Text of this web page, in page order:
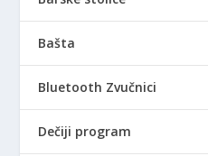
Bašta
Bluetooth Zvučnici
Dečiji program